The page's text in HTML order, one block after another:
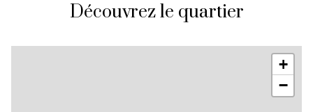
Découvrez le quartier
+
−